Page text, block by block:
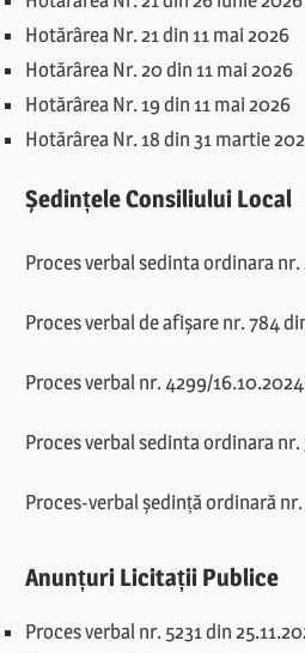
Hotărârea Nr. 21 din 11 mai 2026
Hotărârea Nr. 20 din 11 mai 2026
Hotărârea Nr. 19 din 11 mai 2026
Hotărârea Nr. 18 din 31 martie
Ședințele Consiliului Local
Proces verbal sedinta ordinara
Proces verbal de afișare nr. 784
Proces verbal nr. 4299/
Proces verbal sedinta ordinara
Proces-verbal ședință ordinară
Anunțuri Licitații Publice
Proces verbal nr. 5231 din